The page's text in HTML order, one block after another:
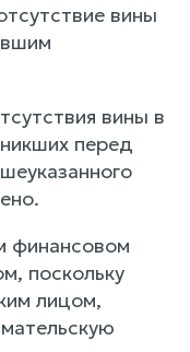
вины
вины в
перед
финансовом
поскольку
лицом,